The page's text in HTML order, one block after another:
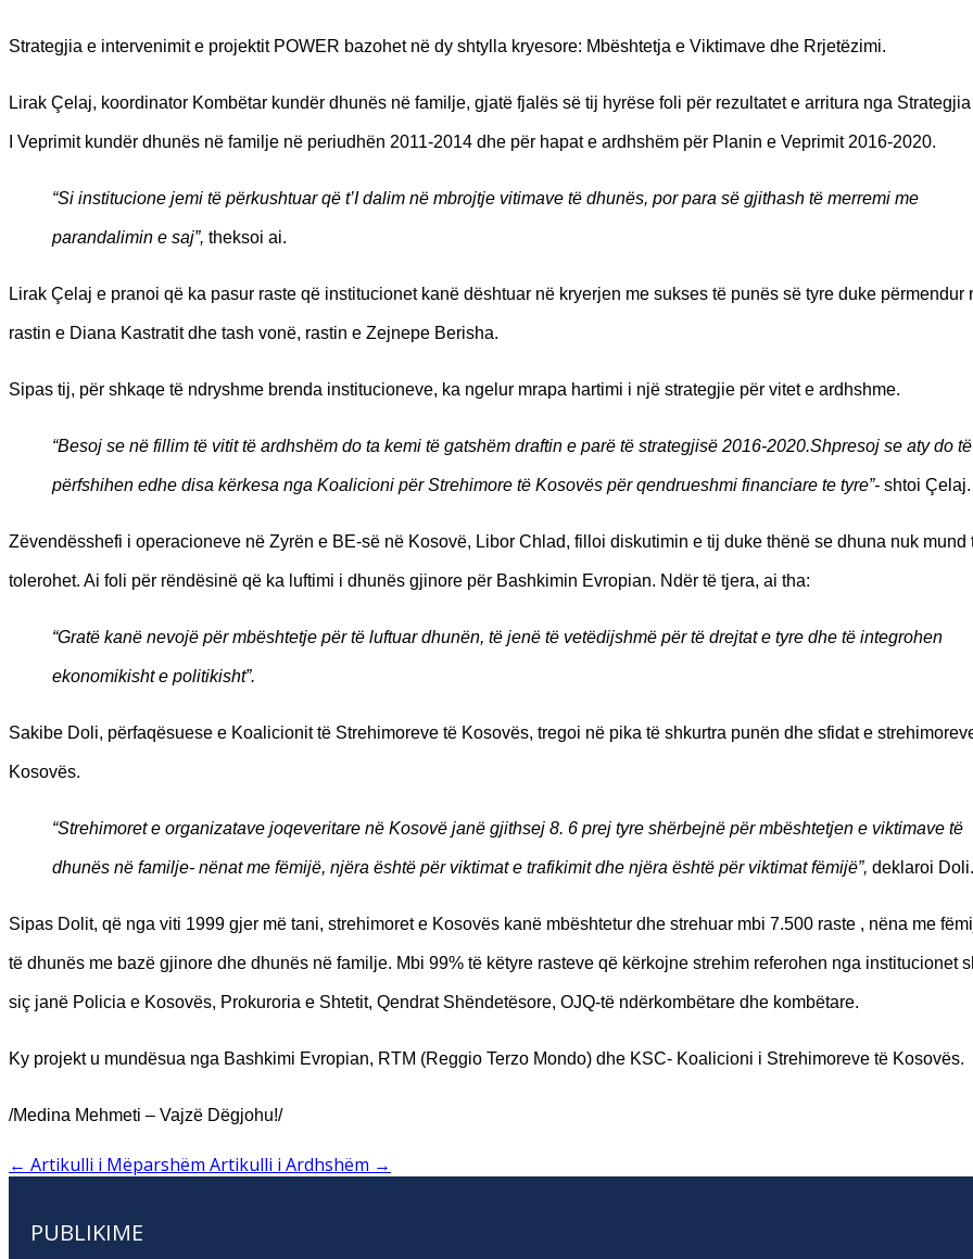
Strategjia e intervenimit e projektit POWER bazohet në dy shtylla kryesore: Mbështetja e Viktimave dhe Rrjetëzimi.
Lirak Çelaj, koordinator Kombëtar kundër dhunës në familje, gjatë fjalës së tij hyrëse foli për rezultatet e arritura nga
I Veprimit kundër dhunës në familje në periudhën 2011-2014 dhe për hapat e ardhshëm për Planin e Veprimit 2016-2020.
“Si institucione jemi të përkushtuar që t’I dalim në mbrojtje vitimave të dhunës, por para së gjithash të merremi me
parandalimin e saj”, theksoi ai.
Lirak Çelaj e pranoi që ka pasur raste që institucionet kanë dështuar në kryerjen me sukses të punës së tyre duke përmendur
rastin e Diana Kastratit dhe tash vonë, rastin e Zejnepe Berisha.
Sipas tij, për shkaqe të ndryshme brenda institucioneve, ka ngelur mrapa hartimi i një strategjie për vitet e ardhshme.
“Besoj se në fillim të vitit të ardhshëm do ta kemi të gatshëm draftin e parë të strategjisë 2016-2020.Shpresoj se aty do të
përfshihen edhe disa kërkesa nga Koalicioni për Strehimore të Kosovës për qendrueshmi financiare te tyre”- shtoi Çelaj.
Zëvendësshefi i operacioneve në Zyrën e BE-së në Kosovë, Libor Chlad, filloi diskutimin e tij duke thënë se dhuna nuk mund
tolerohet. Ai foli për rëndësinë që ka luftimi i dhunës gjinore për Bashkimin Evropian. Ndër të tjera, ai tha:
“Gratë kanë nevojë për mbështetje për të luftuar dhunën, të jenë të vetëdijshmë për të drejtat e tyre dhe të integrohen
ekonomikisht e politikisht”.
Sakibe Doli, përfaqësuese e Koalicionit të Strehimoreve të Kosovës, tregoi në pika të shkurtra punën dhe sfidat e
Kosovës.
“Strehimoret e organizatave joqeveritare në Kosovë janë gjithsej 8. 6 prej tyre shërbejnë për mbështetjen e viktimave të
dhunës në familje- nënat me fëmijë, njëra është për viktimat e trafikimit dhe njëra është për viktimat fëmijë”, deklaroi Doli.
Sipas Dolit, që nga viti 1999 gjer më tani, strehimoret e Kosovës kanë mbështetur dhe strehuar mbi 7.500 raste , nëna me
të dhunës me bazë gjinore dhe dhunës në familje. Mbi 99% të këtyre rasteve që kërkojne strehim referohen nga institucionet
siç janë Policia e Kosovës, Prokuroria e Shtetit, Qendrat Shëndetësore, OJQ-të ndërkombëtare dhe kombëtare.
Ky projekt u mundësua nga Bashkimi Evropian, RTM (Reggio Terzo Mondo) dhe KSC- Koalicioni i Strehimoreve të Kosovës.
/Medina Mehmeti – Vajzë Dëgjohu!/
← Artikulli i Mëparshëm Artikulli i Ardhshëm →
PUBLIKIME